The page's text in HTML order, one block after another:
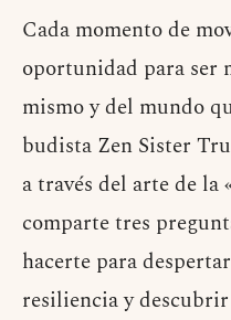
Cada momento de
oportunidad para ser
mismo y del mundo
budista Zen Sister
a través del arte de la
comparte tres
hacerte para
resiliencia y